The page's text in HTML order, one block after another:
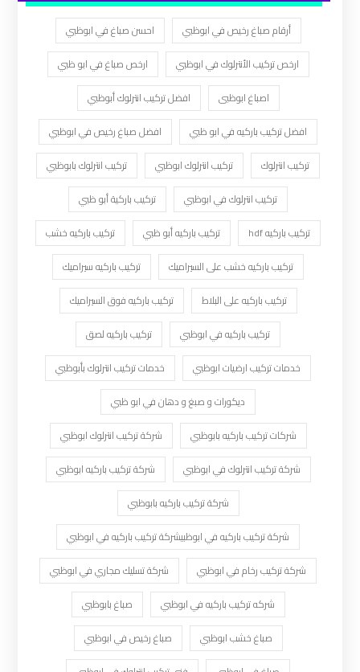
أرقام صباغ رخيص في ابوظبي
احسن صباغ في ابوظبي
ارخص تركيب الأنترلوك في ابوظبي
ارخص صباغ في ابو ظبي
اصباغ ابوظبى
افضل تركيب انترلوك أبوظبي
افضل تركيب باركيه في ابو ظبي
افضل صباغ رخيص في ابوظبي
تركيب انترلوك
تركيب انترلوك ابوظبي
تركيب انترلوك بابوظبي
تركيب انترلوك في ابوظبي
تركيب باركية أبو ظبي
تركيب باركيه hdf
تركيب باركيه أبو ظبي
تركيب باركيه خشب
تركيب باركيه خشب على السيراميك
تركيب باركيه سيراميك
تركيب باركيه على البلاط
تركيب باركيه فوق السيراميك
تركيب باركيه في ابوظبي
تركيب باركيه لصق
خدمات تركيب ارضيات ابوظبي
خدمات تركيب انترلوك بأبوظبي
ديكورات و صبغ و دهان في ابو ظبي
شركات تركيب باركيه بابوظبي
شركة تركيب انترلوك ابوظبي
شركة تركيب انترلوك في ابوظبي
شركة تركيب باركيه ابوظبي
شركة تركيب باركيه بابوظبي
شركة تركيب باركيه في ابوظبيشركة تركيب باركيه في ابوظبي
شركة تركيب رخام في ابوظبي
شركة تسليك مجاري في ابوظبي
شركه تركيب باركيه في ابوظبي
صباغ بابوظبي
صباغ خشب ابوظبي
صباغ رخيص في ابوظبي